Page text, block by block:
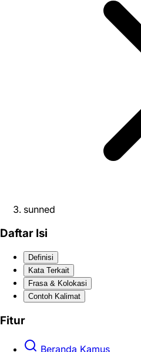
sunned
Daftar Isi
Definisi
Kata Terkait
Frasa & Kolokasi
Contoh Kalimat
Fitur
Beranda Kamus